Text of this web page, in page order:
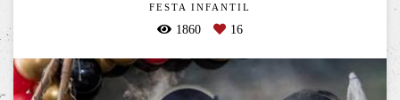
FESTA INFANTIL
1860 16